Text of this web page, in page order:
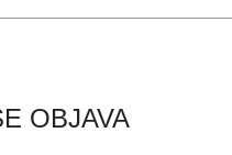
OBJAVA